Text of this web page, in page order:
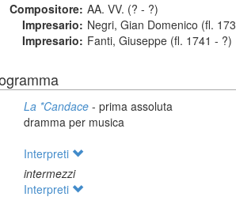
Compositore: AA. VV. (? - ?)
Impresario: Negri, Gian Domenico (fl.
Impresario: Fanti, Giuseppe (fl. 1741 - ?)
La *Candace - prima assoluta
dramma per musica
Interpreti
intermezzi
Interpreti